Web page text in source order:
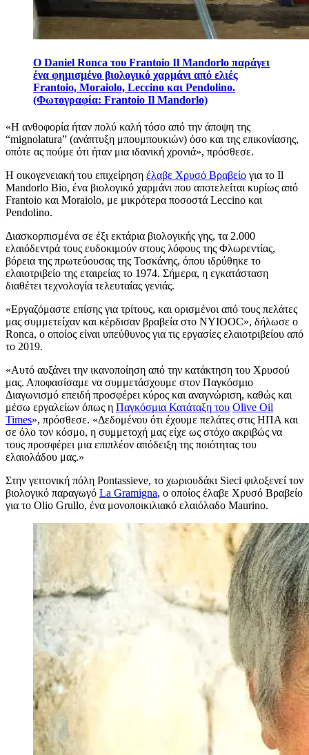
Ο Daniel Ronca του Frantoio Il Mandorlo παράγει
ένα φημισμένο βιολογικό χαρμάνι από ελιές
Frantoio, Moraiolo, Leccino και Pendolino.
(Φωτογραφία: Frantoio Il Mandorlo)
«Η ανθοφορία ήταν πολύ καλή τόσο από την άποψη της
“mignolatura” (ανάπτυξη μπουμπουκιών) όσο και της επικονίασης,
οπότε ας πούμε ότι ήταν μια ιδανική χρονιά», πρόσθεσε.
Η οικογενειακή του επιχείρηση έλαβε Χρυσό Βραβείο για το Il
Mandorlo Bio, ένα βιολογικό χαρμάνι που αποτελείται κυρίως από
Frantoio και Moraiolo, με μικρότερα ποσοστά Leccino και
Pendolino.
Διασκορπισμένα σε έξι εκτάρια βιολογικής γης, τα 2.000
ελαιόδεντρά τους ευδοκιμούν στους λόφους της Φλωρεντίας,
βόρεια της πρωτεύουσας της Τοσκάνης, όπου ιδρύθηκε το
ελαιοτριβείο της εταιρείας το 1974. Σήμερα, η εγκατάσταση
διαθέτει τεχνολογία τελευταίας γενιάς.
«Εργαζόμαστε επίσης για τρίτους, και ορισμένοι από τους πελάτες
μας συμμετείχαν και κέρδισαν βραβεία στο NYIOOC», δήλωσε ο
Ronca, ο οποίος είναι υπεύθυνος για τις εργασίες ελαιοτριβείου από
το 2019.
«Αυτό αυξάνει την ικανοποίηση από την κατάκτηση του Χρυσού
μας. Αποφασίσαμε να συμμετάσχουμε στον Παγκόσμιο
Διαγωνισμό επειδή προσφέρει κύρος και αναγνώριση, καθώς και
μέσω εργαλείων όπως η Παγκόσμια Κατάταξη του Olive Oil
Times», πρόσθεσε. «Δεδομένου ότι έχουμε πελάτες στις ΗΠΑ και
σε όλο τον κόσμο, η συμμετοχή μας είχε ως στόχο ακριβώς να
τους προσφέρει μια επιπλέον απόδειξη της ποιότητας του
ελαιολάδου μας.»
Στην γειτονική πόλη Pontassieve, το χωριουδάκι Sieci φιλοξενεί τον
βιολογικό παραγωγό La Gramigna, ο οποίος έλαβε Χρυσό Βραβείο
για το Olio Grullo, ένα μονοποικιλιακό ελαιόλαδο Maurino.